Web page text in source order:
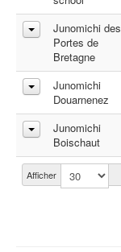
Afficher
Junomichi des
Portes de
Bretagne
Junomichi
Douarnenez
Junomichi
Boischaut